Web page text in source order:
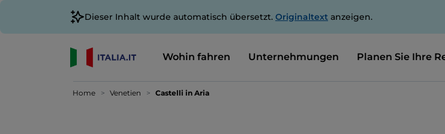
Dieser Inhalt wurde automatisch übersetzt. Originaltext anzeigen.
Wohin fahren Unternehmungen Planen Sie Ihre
Home Venetien Castelli in Aria